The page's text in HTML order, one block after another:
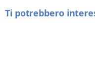
Ti potrebbero